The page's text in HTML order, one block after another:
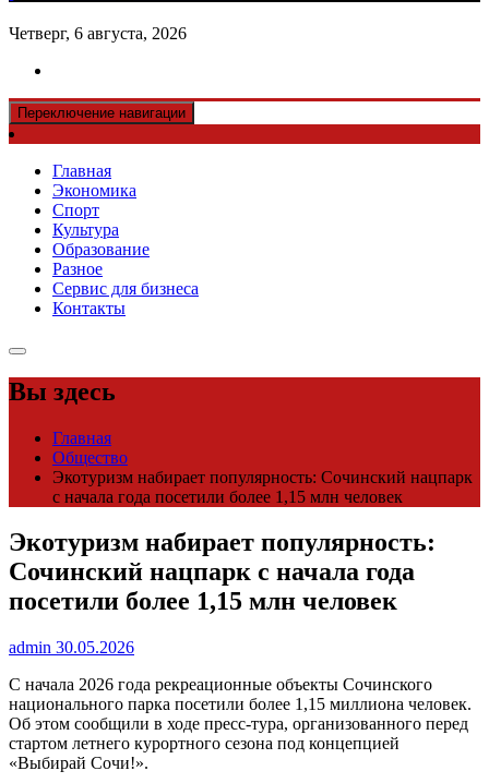
Четверг, 6 августа, 2026
Переключение навигации
Главная
Экономика
Спорт
Культура
Образование
Разное
Сервис для бизнеса
Контакты
Вы здесь
Главная
Общество
Экотуризм набирает популярность: Сочинский нацпарк
с начала года посетили более 1,15 млн человек
Экотуризм набирает популярность:
Сочинский нацпарк с начала года
посетили более 1,15 млн человек
admin 30.05.2026
С начала 2026 года рекреационные объекты Сочинского
национального парка посетили более 1,15 миллиона человек.
Об этом сообщили в ходе пресс-тура, организованного перед
стартом летнего курортного сезона под концепцией
«Выбирай Сочи!».